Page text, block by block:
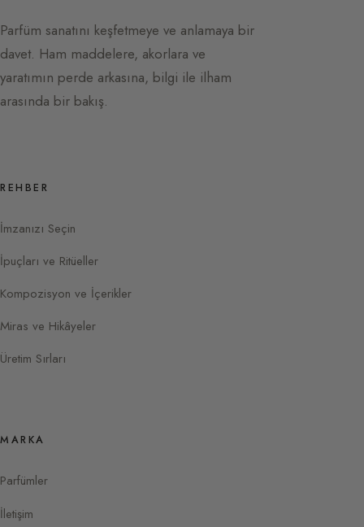
Parfüm sanatını keşfetmeye ve anlamaya bir
davet. Ham maddelere, akorlara ve
yaratımın perde arkasına, bilgi ile ilham
arasında bir bakış.
REHBER
İmzanızı Seçin
İpuçları ve Ritüeller
Kompozisyon ve İçerikler
Miras ve Hikâyeler
Üretim Sırları
MARKA
Parfümler
İletişim